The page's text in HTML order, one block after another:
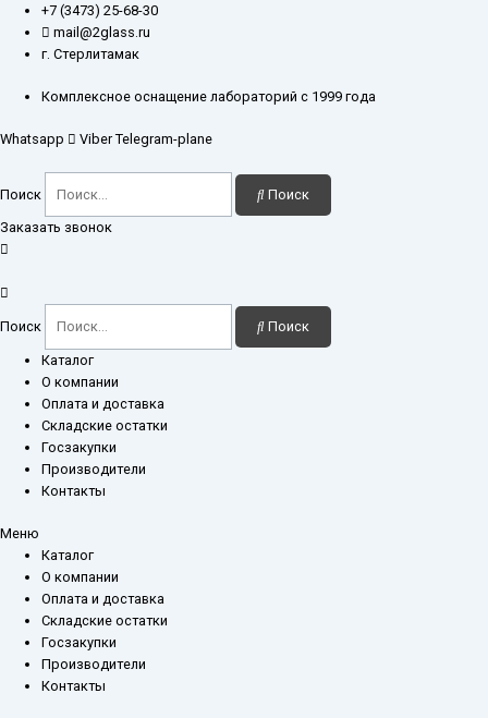
Перейти
содержимому
+7 (3473) 25-68-30
mail@2glass.ru
г. Стерлитамак
Комплексное оснащение лабораторий с 1999 года
Whatsapp Viber Telegram-plane
Поиск Поиск
Заказать звонок
Поиск Поиск
Каталог
О компании
Оплата и доставка
Складские остатки
Госзакупки
Производители
Контакты
Меню
Каталог
О компании
Оплата и доставка
Складские остатки
Госзакупки
Производители
Контакты